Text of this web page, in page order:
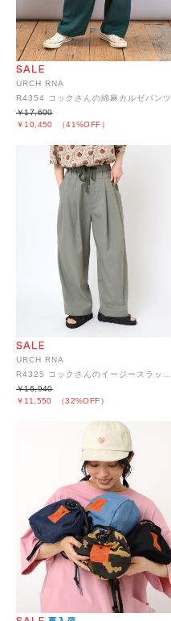
URCH RNA
R4354 コックさんの綿麻カルゼパンツ
￥10,450 （41%OFF）
￥17,600
URCH RNA
￥11,550 （32%OFF）
￥16,940